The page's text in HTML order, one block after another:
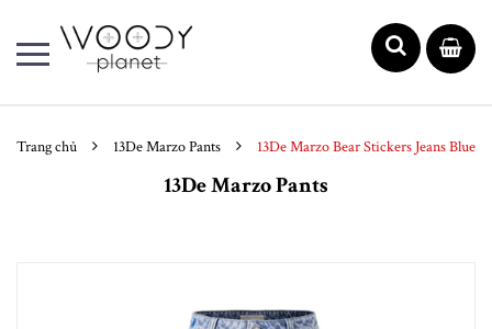
Trang chủ 13De Marzo Pants 13De Marzo Bear Stickers Jeans Blue
13De Marzo Pants